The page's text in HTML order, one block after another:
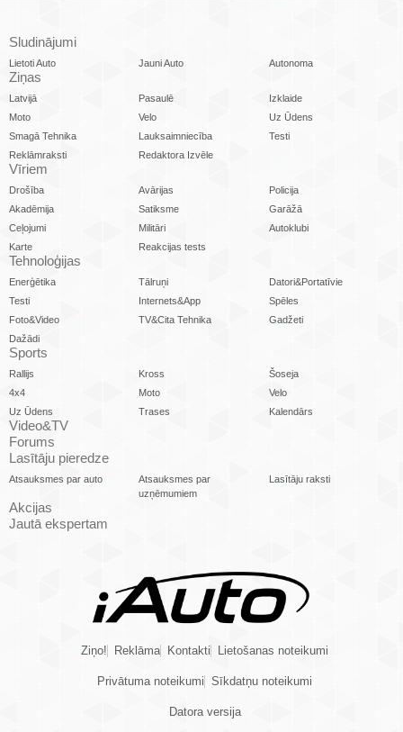
Sludinājumi
Lietoti Auto Jauni Auto Autonoma
Ziņas
Latvijā Pasaulē
Izklaide
Moto
Velo
Uz Ūdens
Smagā Tehnika
Lauksaimniecība
Testi
Reklāmraksti
Redaktora Izvēle
Vīriem
Drošība Avārijas
Policija
Akadēmija
Satiksme
Garāžā
Ceļojumi
Militāri
Autoklubi
Karte
Reakcijas tests
Tehnoloģijas
Enerģētika Tālruņi
Datori&Portatīvie
Testi
Internets&App
Spēles
Foto&Video
TV&Cita Tehnika
Gadžeti
Dažādi
Sports
Rallijs Kross
Šoseja
4x4
Moto
Velo
Uz Ūdens
Trases Kalendārs
Video&TV
Forums
Lasītāju pieredze
Atsauksmes par auto
Atsauksmes par
uzņēmumiem
Lasītāju raksti
Akcijas
Jautā ekspertam
Ziņo! Reklāma Kontakti Lietošanas noteikumi
Privātuma noteikumi Sīkdatņu noteikumi
Datora versija